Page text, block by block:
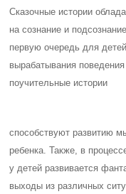
Сказочные истории
на сознание и
первую очередь для
вырабатывания
поучительные истории
способствуют развитию
ребенка. Также, в
у детей развивается
выходы из различных